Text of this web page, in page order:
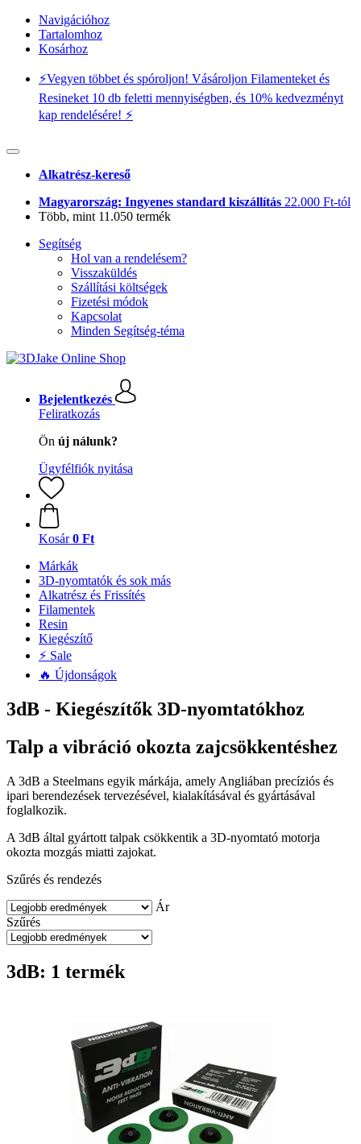
Navigációhoz
Tartalomhoz
Kosárhoz
⚡️Vegyen többet és spóroljon! Vásároljon Filamenteket és
Resineket 10 db feletti mennyiségben, és 10% kedvezményt
kap rendelésére! ⚡️
Alkatrész-kereső
Magyarország: Ingyenes standard kiszállítás 22.000 Ft-tól
Több, mint 11.050 termék
Segítség
Hol van a rendelésem?
Visszaküldés
Szállítási költségek
Fizetési módok
Kapcsolat
Minden Segítség-téma
Bejelentkezés
Feliratkozás
Ön új nálunk?
Ügyfélfiók nyitása
Kosár 0 Ft
Márkák
3D-nyomtatók és sok más
Alkatrész és Frissítés
Filamentek
Resin
Kiegészítő
⚡ Sale
🔥 Újdonságok
3dB - Kiegészítők 3D-nyomtatókhoz
Talp a vibráció okozta zajcsökkentéshez
A 3dB a Steelmans egyik márkája, amely Angliában precíziós és
ipari berendezések tervezésével, kialakításával és gyártásával
foglalkozik.
A 3dB által gyártott talpak csökkentik a 3D-nyomtató motorja
okozta mozgás miatti zajokat.
Szűrés és rendezés
Ár
Szűrés
3dB: 1 termék